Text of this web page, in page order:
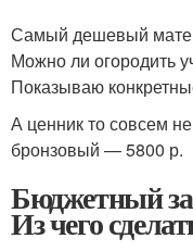
Самый дешевый
Можно ли огородить
Показываю
А ценник то совсем
бронзовый — 5800 р.
Бюджетный
Из чего